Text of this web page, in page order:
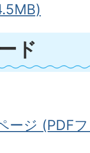
ド
ージ (PDF